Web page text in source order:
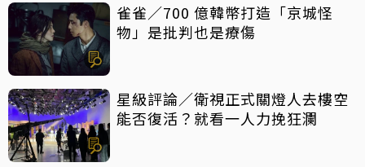
雀雀／700 億韓幣打造「京城怪
物」是批判也是療傷
星級評論／衛視正式關燈人去樓空
能否復活？就看一人力挽狂瀾